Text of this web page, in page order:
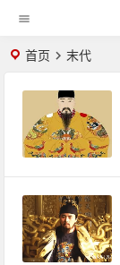
首页 末代